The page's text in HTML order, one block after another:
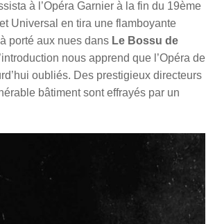
à l’Opéra Garnier à la fin du 19ème
Universal en tira une flamboyante
porté aux nues dans Le Bossu de
nous apprend que l’Opéra de
oubliés. Des prestigieux directeurs
bâtiment sont effrayés par un